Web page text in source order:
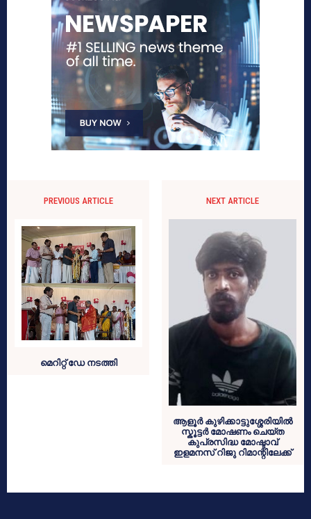
PREVIOUS ARTICLE
മെറിറ്റ് ഡേ നടത്തി
NEXT ARTICLE
ആളൂർ കുഴിക്കാട്ടുശ്ശേരിയിൽ
സ്കൂട്ടർ മോഷണം ചെയ്ത
കുപ്രസിദ്ധ മോഷ്ടാവ്
ഇളമനസ് റിജു റിമാന്റിലേക്ക്